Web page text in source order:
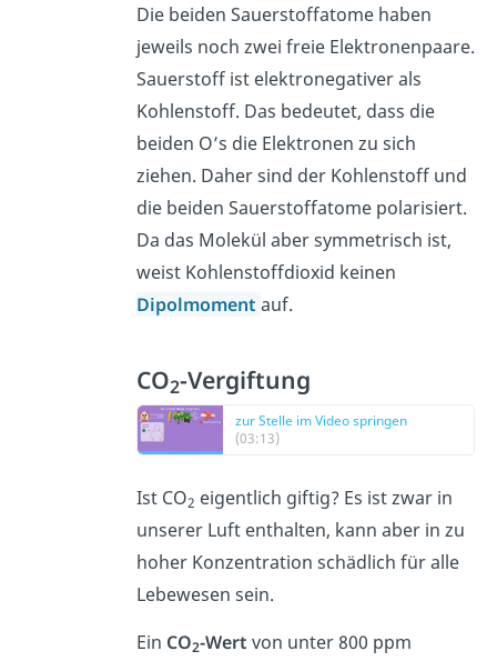
Die beiden Sauerstoffatome haben
jeweils noch zwei freie Elektronenpaare.
Sauerstoff ist elektronegativer als
Kohlenstoff. Das bedeutet, dass die
beiden O’s die Elektronen zu sich
ziehen. Daher sind der Kohlenstoff und
die beiden Sauerstoffatome polarisiert.
Da das Molekül aber symmetrisch ist,
weist Kohlenstoffdioxid keinen
Dipolmoment auf.
CO2-Vergiftung
zur Stelle im Video springen
(03:13)
Ist CO2 eigentlich giftig? Es ist zwar in
unserer Luft enthalten, kann aber in zu
hoher Konzentration schädlich für alle
Lebewesen sein.
Ein CO2-Wert von unter 800 ppm